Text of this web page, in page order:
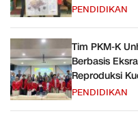
PENDIDIKAN
Tim PKM-K
Berbasis
Reproduksi
PENDIDIKAN